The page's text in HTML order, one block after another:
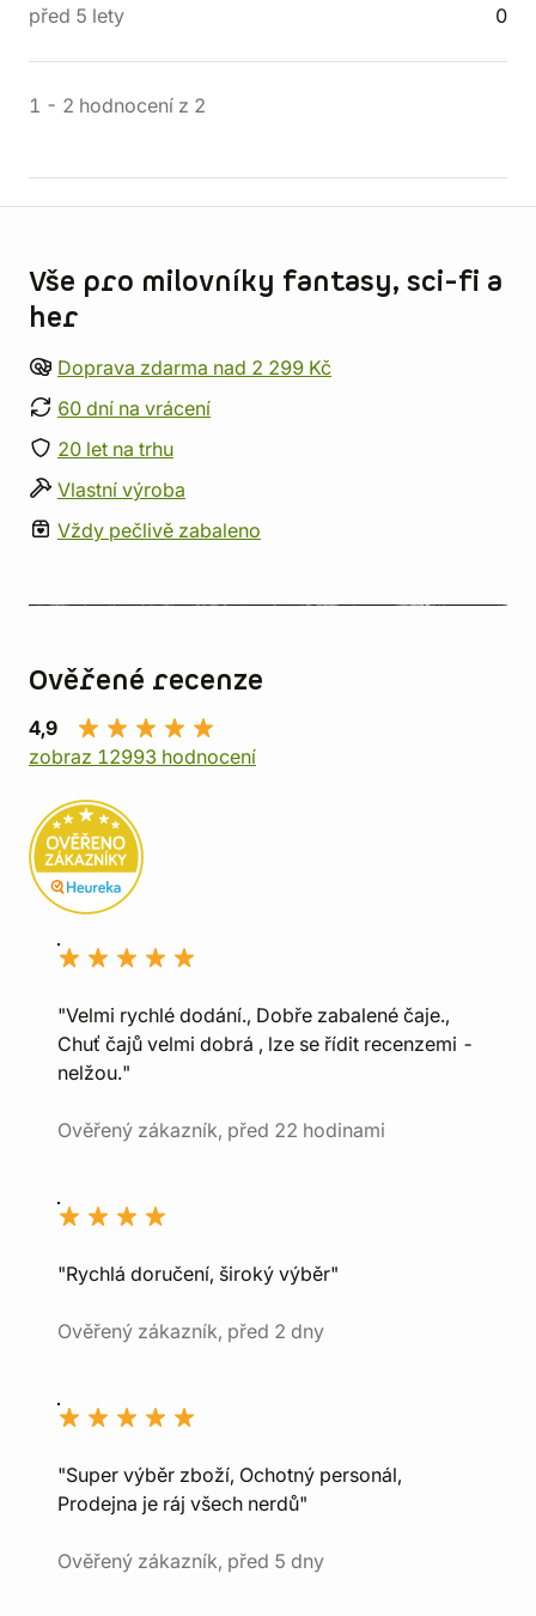
před 5 lety 0
1 - 2 hodnocení z 2
Vše pro milovníky fantasy, sci-fi a
her
Doprava zdarma nad 2 299 Kč
60 dní na vrácení
20 let na trhu
Vlastní výroba
Vždy pečlivě zabaleno
Ověřené recenze
4,9
zobraz 12993 hodnocení
"Velmi rychlé dodání., Dobře zabalené čaje.,
Chuť čajů velmi dobrá , lze se řídit recenzemi -
nelžou."
Ověřený zákazník, před 22 hodinami
"Rychlá doručení, široký výběr"
Ověřený zákazník, před 2 dny
"Super výběr zboží, Ochotný personál,
Prodejna je ráj všech nerdů"
Ověřený zákazník, před 5 dny